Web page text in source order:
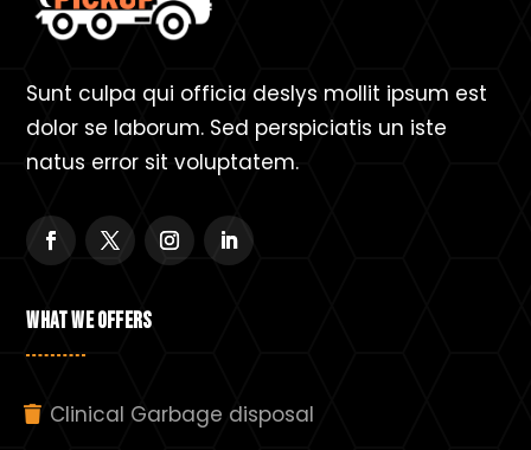
Sunt culpa qui officia deslys mollit ipsum est
dolor se laborum. Sed perspiciatis un iste
natus error sit voluptatem.
WHAT WE OFFERS
Clinical Garbage disposal